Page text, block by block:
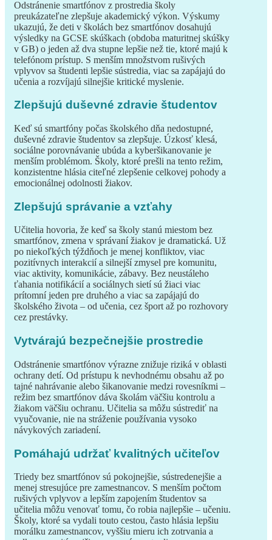
Odstránenie smartfónov z prostredia školy
preukázateľne zlepšuje akademický výkon. Výskumy
ukazujú, že deti v školách bez smartfónov dosahujú
výsledky na GCSE skúškach (obdoba maturitnej skúšky
v GB) o jeden až dva stupne lepšie než tie, ktoré majú k
telefónom prístup. S menším množstvom rušivých
vplyvov sa študenti lepšie sústredia, viac sa zapájajú do
učenia a rozvíjajú silnejšie kritické myslenie.
Zlepšujú duševné zdravie študentov
Keď sú smartfóny počas školského dňa nedostupné,
duševné zdravie študentov sa zlepšuje. Úzkosť klesá,
sociálne porovnávanie ubúda a kyberšikanovanie je
menším problémom. Školy, ktoré prešli na tento režim,
konzistentne hlásia citeľné zlepšenie celkovej pohody a
emocionálnej odolnosti žiakov.
Zlepšujú správanie a vzťahy
Učitelia hovoria, že keď sa školy stanú miestom bez
smartfónov, zmena v správaní žiakov je dramatická. Už
po niekoľkých týždňoch je menej konfliktov, viac
pozitívnych interakcií a silnejší zmysel pre komunitu,
viac aktivity, komunikácie, zábavy. Bez neustáleho
ťahania notifikácií a sociálnych sietí sú žiaci viac
prítomní jeden pre druhého a viac sa zapájajú do
školského života – od učenia, cez šport až po rozhovory
cez prestávky.
Vytvárajú bezpečnejšie prostredie
Odstránenie smartfónov výrazne znižuje riziká v oblasti
ochrany detí. Od prístupu k nevhodnému obsahu až po
tajné nahrávanie alebo šikanovanie medzi rovesníkmi –
režim bez smartfónov dáva školám väčšiu kontrolu a
žiakom väčšiu ochranu. Učitelia sa môžu sústrediť na
vyučovanie, nie na stráženie používania vysoko
návykových zariadení.
Pomáhajú udržať kvalitných učiteľov
Triedy bez smartfónov sú pokojnejšie, sústredenejšie a
menej stresujúce pre zamestnancov. S menším počtom
rušivých vplyvov a lepším zapojením študentov sa
učitelia môžu venovať tomu, čo robia najlepšie – učeniu.
Školy, ktoré sa vydali touto cestou, často hlásia lepšiu
morálku zamestnancov, vyššiu mieru ich zotrvania a